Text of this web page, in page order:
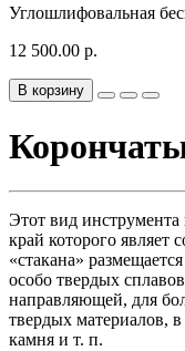
Углошлифовальная
12 500.00 р.
В корзину
Этот вид инструмента
край которого являет
«стакана»
особо твердых
направляющей, для
твердых материалов,
камня и т. п.